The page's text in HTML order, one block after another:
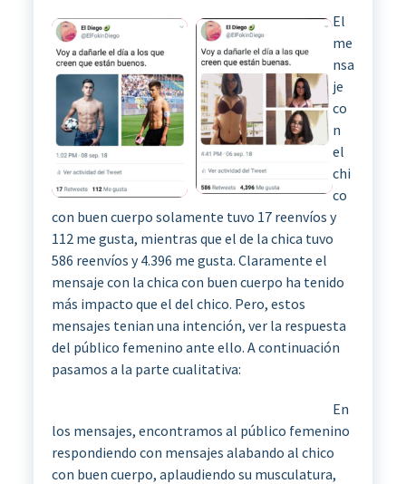
El
me
nsa
je
co
n
el
chi
co
con buen cuerpo solamente tuvo 17 reenvíos y
112 me gusta, mientras que el de la chica tuvo
586 reenvíos y 4.396 me gusta. Claramente el
mensaje con la chica con buen cuerpo ha tenido
más impacto que el del chico. Pero, estos
mensajes tenian una intención, ver la respuesta
del público femenino ante ello. A continuación
pasamos a la parte cualitativa:
En
los mensajes, encontramos al público femenino
respondiendo con mensajes alabando al chico
con buen cuerpo, aplaudiendo su musculatura,